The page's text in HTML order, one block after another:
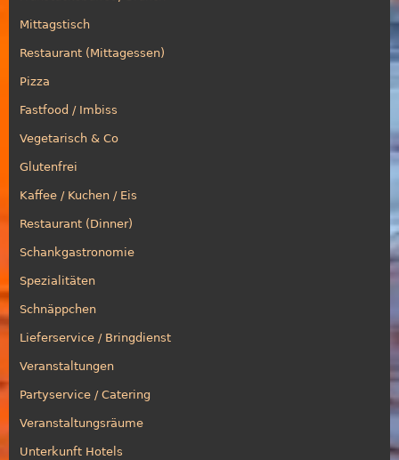
Mittagstisch
Restaurant (Mittagessen)
Pizza
Fastfood / Imbiss
Vegetarisch & Co
Glutenfrei
Kaffee / Kuchen / Eis
Restaurant (Dinner)
Schankgastronomie
Spezialitäten
Schnäppchen
Lieferservice / Bringdienst
Veranstaltungen
Partyservice / Catering
Veranstaltungsräume
Unterkunft Hotels